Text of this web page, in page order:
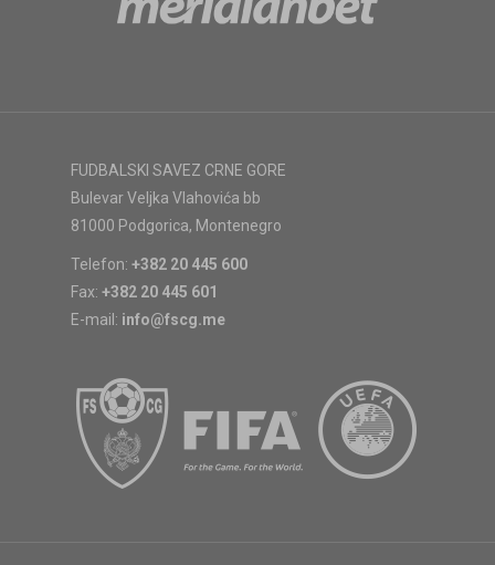
FUDBALSKI SAVEZ CRNE GORE
Bulevar Veljka Vlahovića bb
81000 Podgorica, Montenegro
Telefon: +382 20 445 600
Fax: +382 20 445 601
E-mail: info@fscg.me